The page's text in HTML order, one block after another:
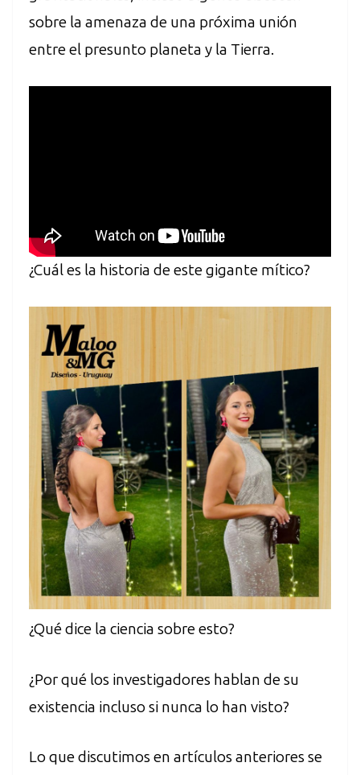
sobre la amenaza de una próxima unión
entre el presunto planeta y la Tierra.
¿Cuál es la historia de este gigante mítico?
¿Qué dice la ciencia sobre esto?
¿Por qué los investigadores hablan de su
existencia incluso si nunca lo han visto?
Lo que discutimos en artículos anteriores se